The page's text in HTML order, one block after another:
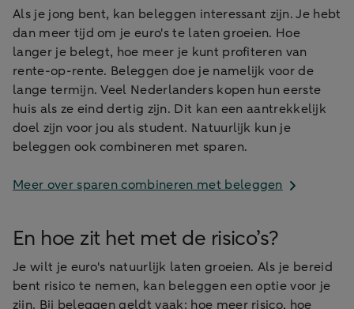
Als je jong bent, kan beleggen interessant zijn. Je hebt
dan meer tijd om je euro's te laten groeien. Hoe
langer je belegt, hoe meer je kunt profiteren van
rente-op-rente. Beleggen doe je namelijk voor de
lange termijn. Veel Nederlanders kopen hun eerste
huis als ze eind dertig zijn. Dit kan een aantrekkelijk
doel zijn voor jou als student. Natuurlijk kun je
beleggen ook combineren met sparen.
Meer over sparen combineren met beleggen
En hoe zit het met de risico’s?
Je wilt je euro's natuurlijk laten groeien. Als je bereid
bent risico te nemen, kan beleggen een optie voor je
zijn. Bij beleggen geldt vaak: hoe meer risico, hoe